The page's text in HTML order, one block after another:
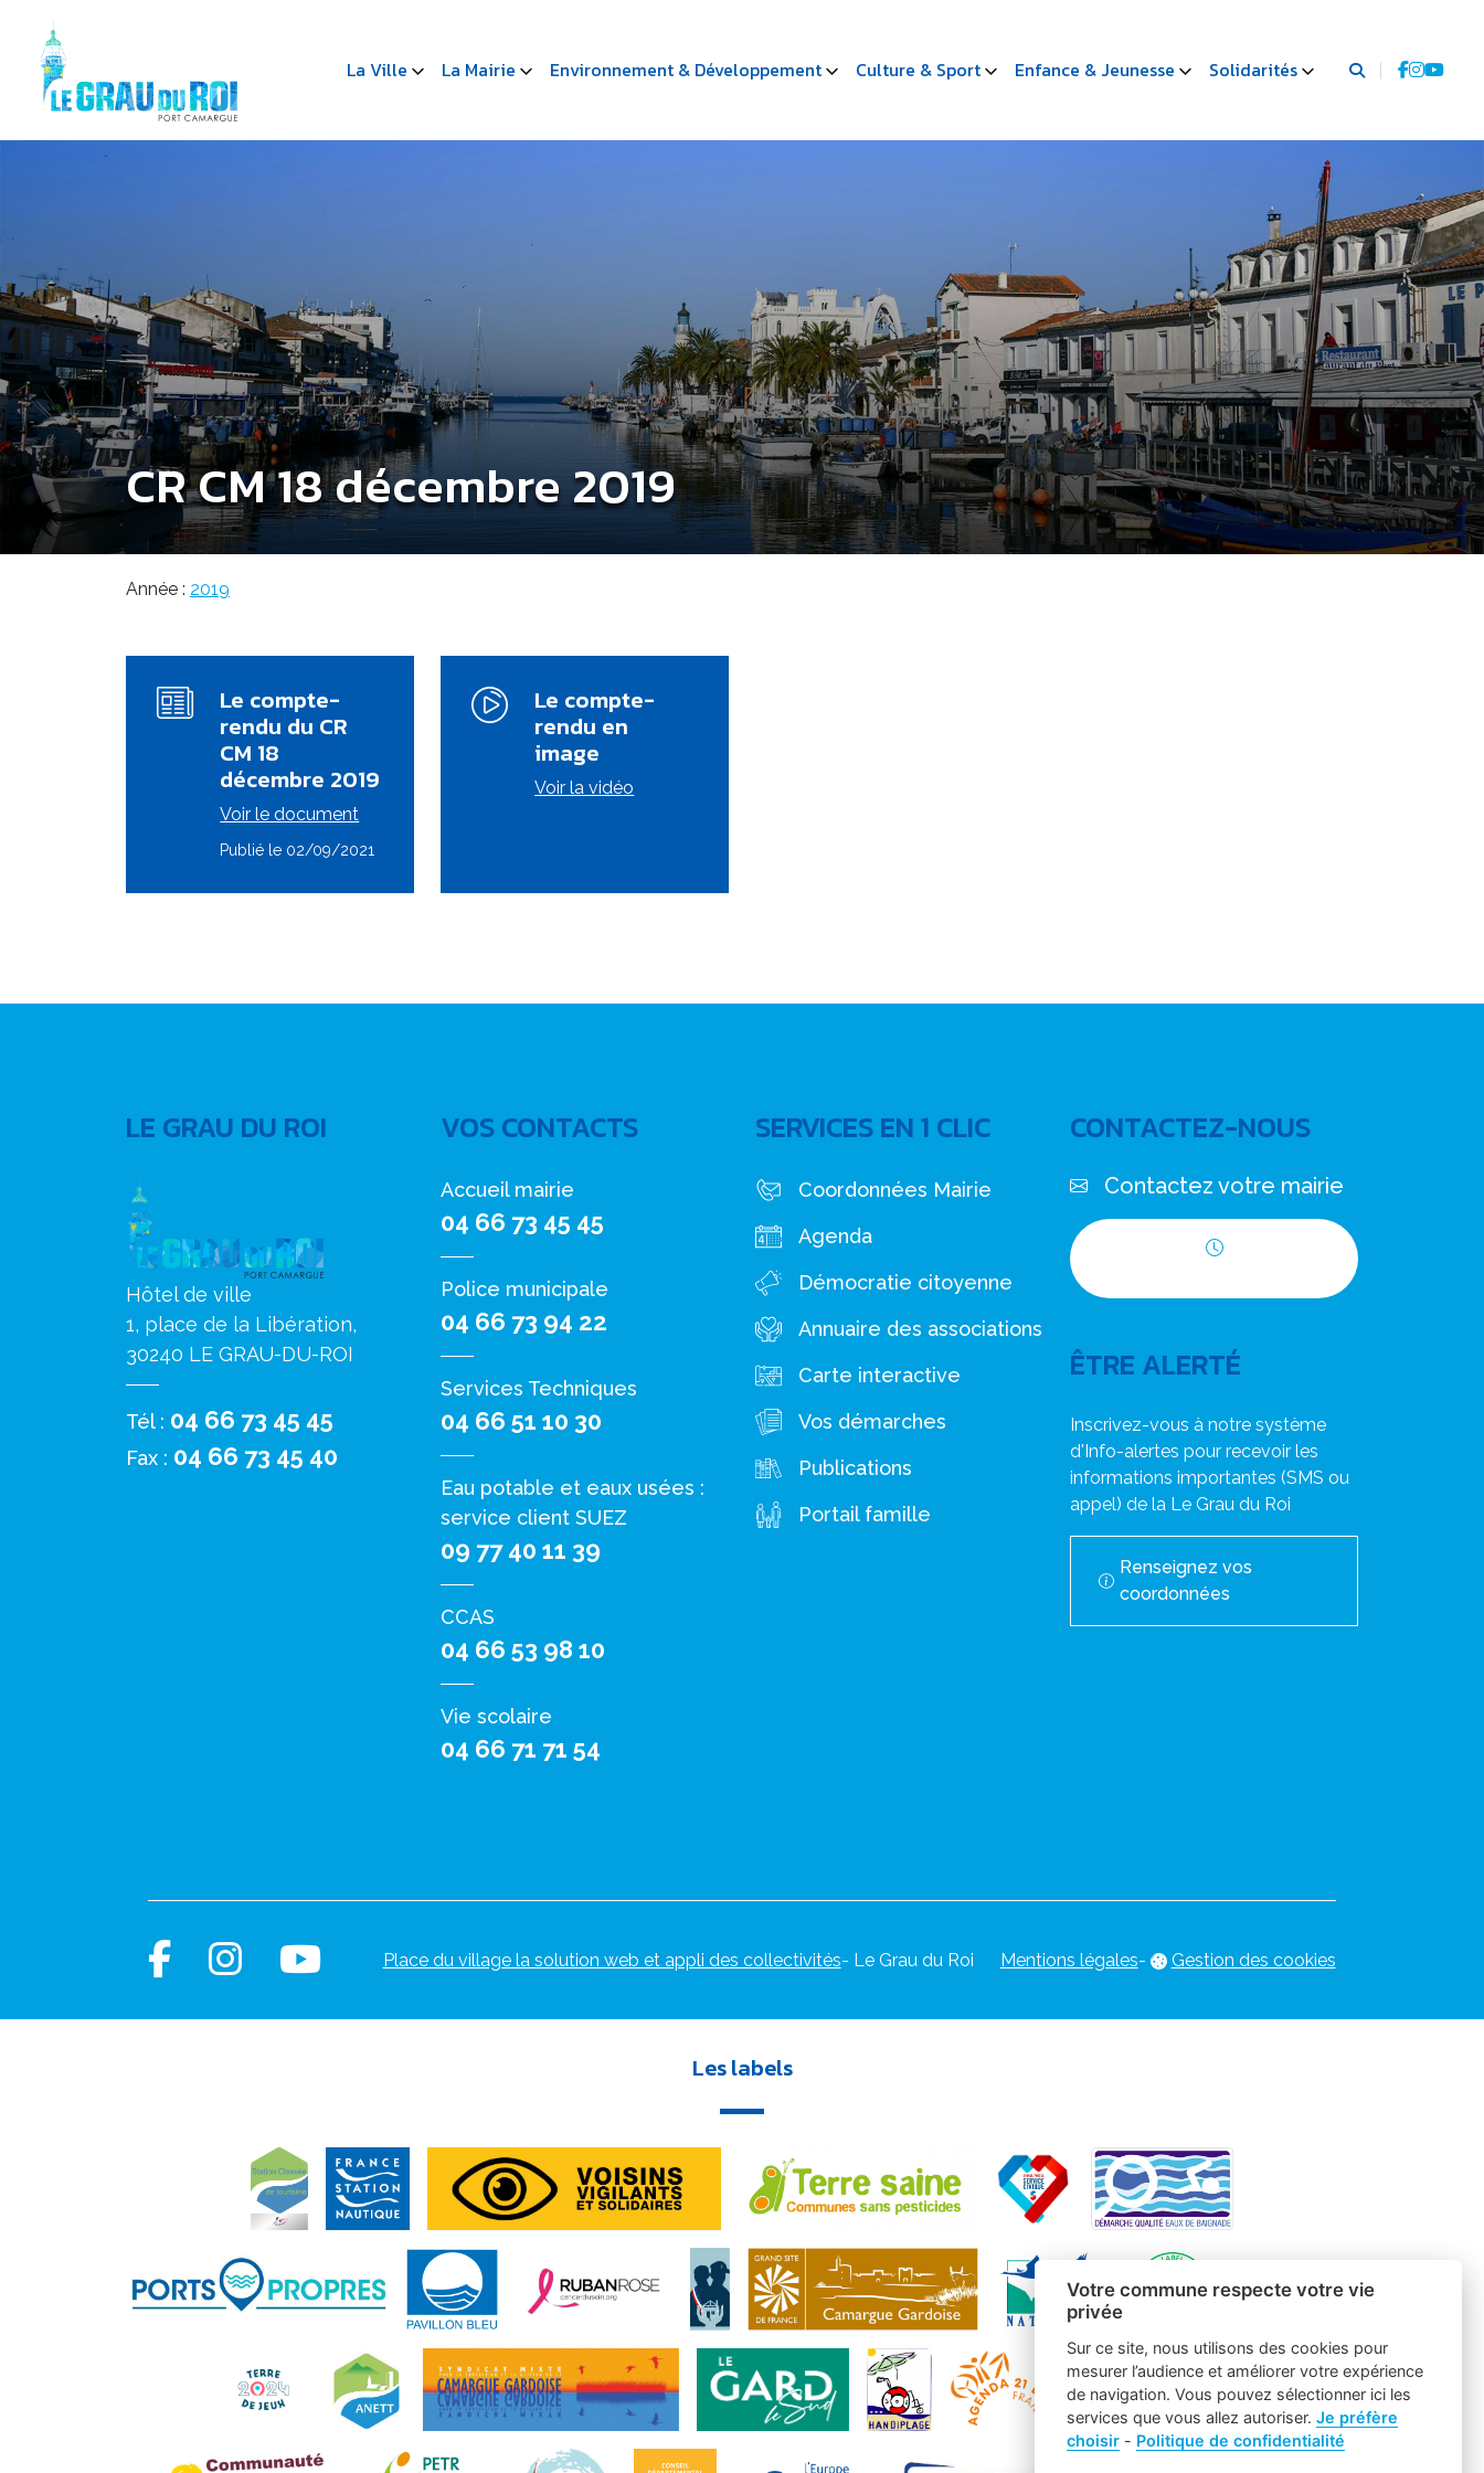
La Ville La Mairie Environnement & Développement Culture & Sport Enfance & Jeunesse Solidarités
CR CM 18 décembre 2019
Année : 2019
Le compte-
rendu du CR
CM 18
décembre 2019
Voir le document
Publié le 02/09/2021
Le compte-
rendu en
image
Voir la vidéo
LE GRAU DU ROI
Hôtel de ville
1, place de la Libération,
30240 LE GRAU-DU-ROI
Tél : 04 66 73 45 45
Fax : 04 66 73 45 40
VOS CONTACTS
Accueil mairie
04 66 73 45 45
Police municipale
04 66 73 94 22
Services Techniques
04 66 51 10 30
Eau potable et eaux usées :
service client SUEZ
09 77 40 11 39
CCAS
04 66 53 98 10
Vie scolaire
04 66 71 71 54
SERVICES EN 1 CLIC
Coordonnées Mairie
Agenda
Démocratie citoyenne
Annuaire des associations
Carte interactive
Vos démarches
Publications
Portail famille
CONTACTEZ-NOUS
Contactez votre mairie
ÊTRE ALERTÉ
Inscrivez-vous à notre système
d'Info-alertes pour recevoir les
informations importantes (SMS ou
appel) de la Le Grau du Roi
Renseignez vos
coordonnées
Place du village la solution web et appli des collectivités- Le Grau du Roi Mentions légales- Gestion des cookies
Les labels
Votre commune respecte votre vie
privée
Sur ce site, nous utilisons des cookies pour
mesurer l’audience et améliorer votre expérience
de navigation. Vous pouvez sélectionner ici les
services que vous allez autoriser. Je préfère
choisir- Politique de confidentialité